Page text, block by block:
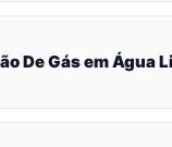
De Gás em Água